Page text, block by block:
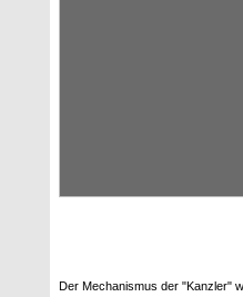
Der Mechanismus der "Kanzler"